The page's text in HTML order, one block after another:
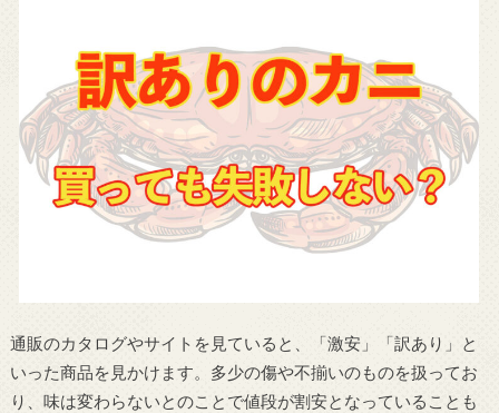
通販のカタログやサイトを見ていると、「激安」「訳あり」と
いった商品を見かけます。多少の傷や不揃いのものを扱ってお
り、味は変わらないとのことで値段が割安となっていることも